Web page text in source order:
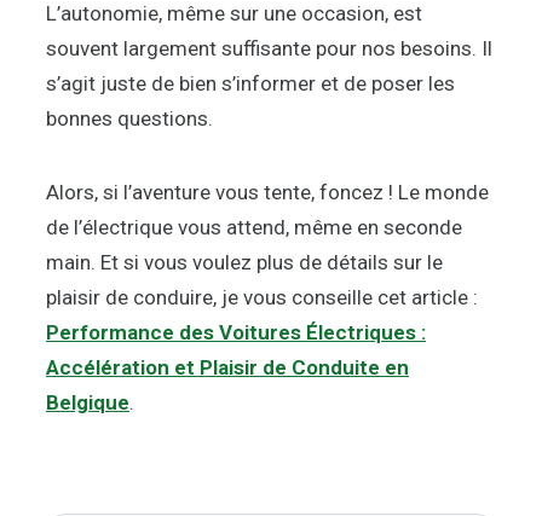
L’autonomie, même sur une occasion, est
souvent largement suffisante pour nos besoins. Il
s’agit juste de bien s’informer et de poser les
bonnes questions.
Alors, si l’aventure vous tente, foncez ! Le monde
de l’électrique vous attend, même en seconde
main. Et si vous voulez plus de détails sur le
plaisir de conduire, je vous conseille cet article :
Performance des Voitures Électriques :
Accélération et Plaisir de Conduite en
Belgique.